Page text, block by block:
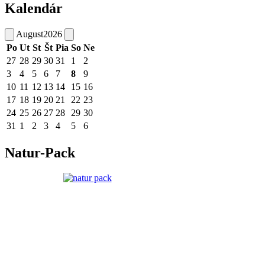
Kalendár
August2026
Po Ut St Št Pia So Ne
27 28 29 30 31 1
2
3
4 5 6 7 8
9
10 11 12 13 14 15 16
17 18 19 20 21 22 23
24 25 26 27 28 29 30
31 1 2 3 4 5 6
Natur-Pack